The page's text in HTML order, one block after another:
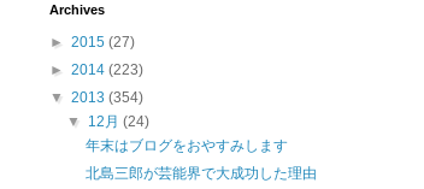
Archives
► 2015 (27)
► 2014 (223)
▼ 2013 (354)
▼ 12月(24)
年末はブログをおやすみします
北島三郎が芸能界で大成功した理由